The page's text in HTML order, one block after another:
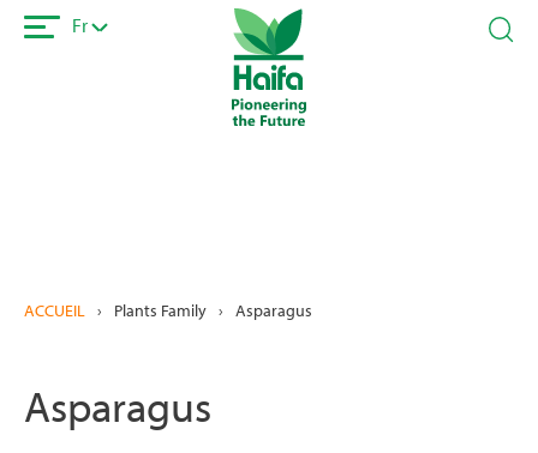
Aller
Fr
ACCUEIL › Plants Family › Asparagus
Asparagus